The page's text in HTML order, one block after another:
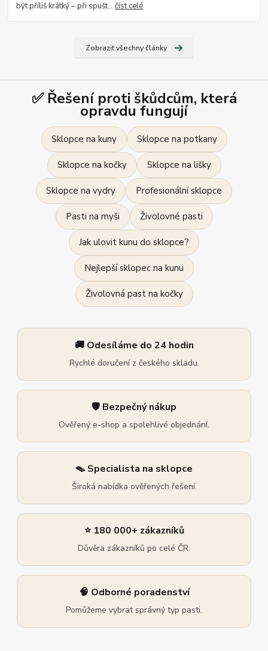
být příliš krátký – při spušt...číst celé
Zobrazit všechny články
✅ Řešení proti škůdcům, která
opravdu fungují
Sklopce na kuny Sklopce na potkany
Sklopce na kočky Sklopce na lišky
Sklopce na vydry Profesionální sklopce
Pasti na myši Živolovné pasti
Jak ulovit kunu do sklopce?
Nejlepší sklopec na kunu
Živolovná past na kočky
🚚 Odesíláme do 24 hodin
Rychlé doručení z českého skladu.
🛡️ Bezpečný nákup
Ověřený e-shop a spolehlivé objednání.
🪤 Specialista na sklopce
Široká nabídka ověřených řešení.
⭐ 180 000+ zákazníků
Důvěra zákazníků po celé ČR.
🧠 Odborné poradenství
Pomůžeme vybrat správný typ pasti.